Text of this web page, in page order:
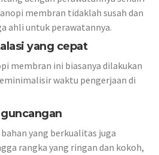
membran tidaklah susah dan
ahli untuk perawatannya.
yang cepat
membran ini biasanya dilakukan
waktu pengerjaan di
yang berkualitas juga
rangka yang ringan dan kokoh,